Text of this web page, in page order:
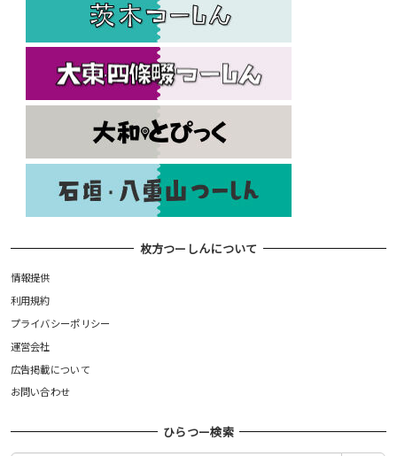
枚方つーしんについて
情報提供
利用規約
プライバシーポリシー
運営会社
広告掲載について
お問い合わせ
ひらつー検索